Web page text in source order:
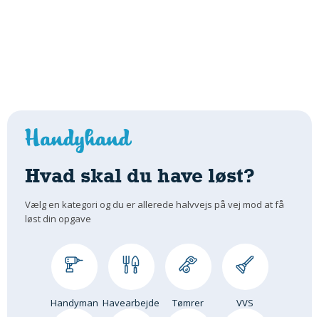
Hvad skal du have løst?
Vælg en kategori og du er allerede halvvejs på vej mod at få
løst din opgave
Handyman Havearbejde Tømrer VVS